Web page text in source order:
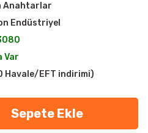
Anahtarlar
Endüstriyel
Var
Havale/EFT indirimi)
Sepete Ekle